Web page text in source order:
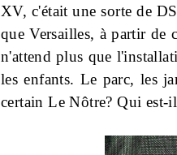
XV, c'était une sorte de
que Versailles, à partir de
n'attend plus que
les enfants. Le parc, les
certain Le Nôtre? Qui est-